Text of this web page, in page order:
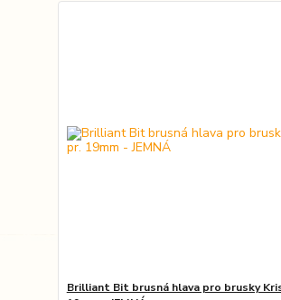
Brilliant Bit brusná hlava pro brusky